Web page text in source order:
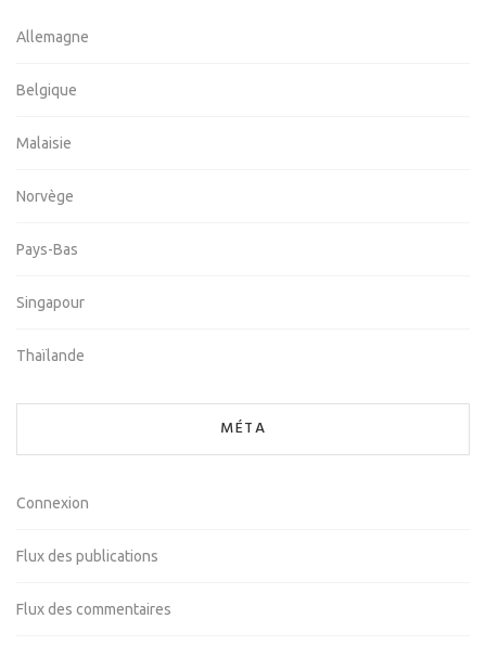
Allemagne
Belgique
Malaisie
Norvège
Pays-Bas
Singapour
Thaïlande
MÉTA
Connexion
Flux des publications
Flux des commentaires